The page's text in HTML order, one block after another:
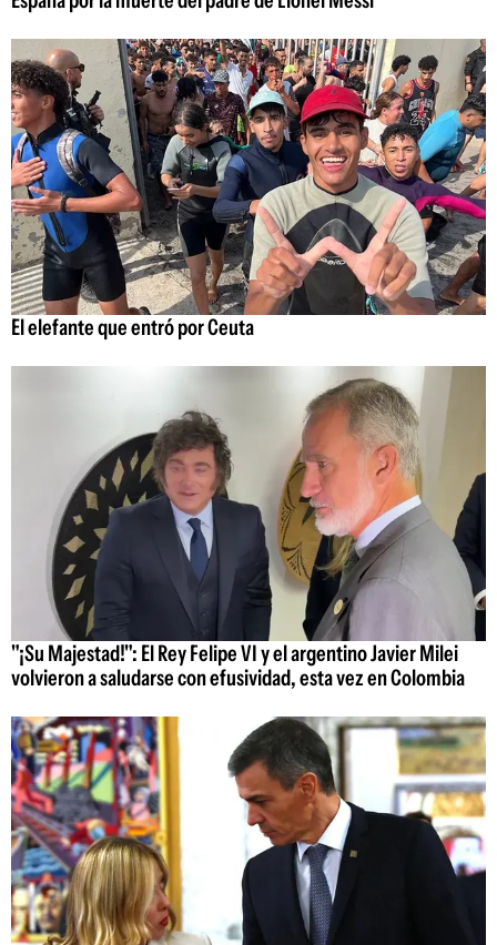
El elefante que entró por Ceuta
"¡Su Majestad!": El Rey Felipe VI y el argentino Javier Milei
volvieron a saludarse con efusividad, esta vez en Colombia